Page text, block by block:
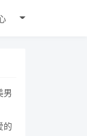
男
的